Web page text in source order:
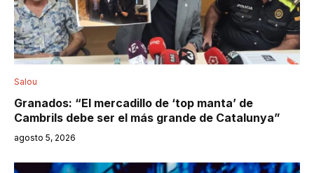
Salou
Granados: “El mercadillo de ‘top manta’ de
Cambrils debe ser el más grande de Catalunya”
agosto 5, 2026